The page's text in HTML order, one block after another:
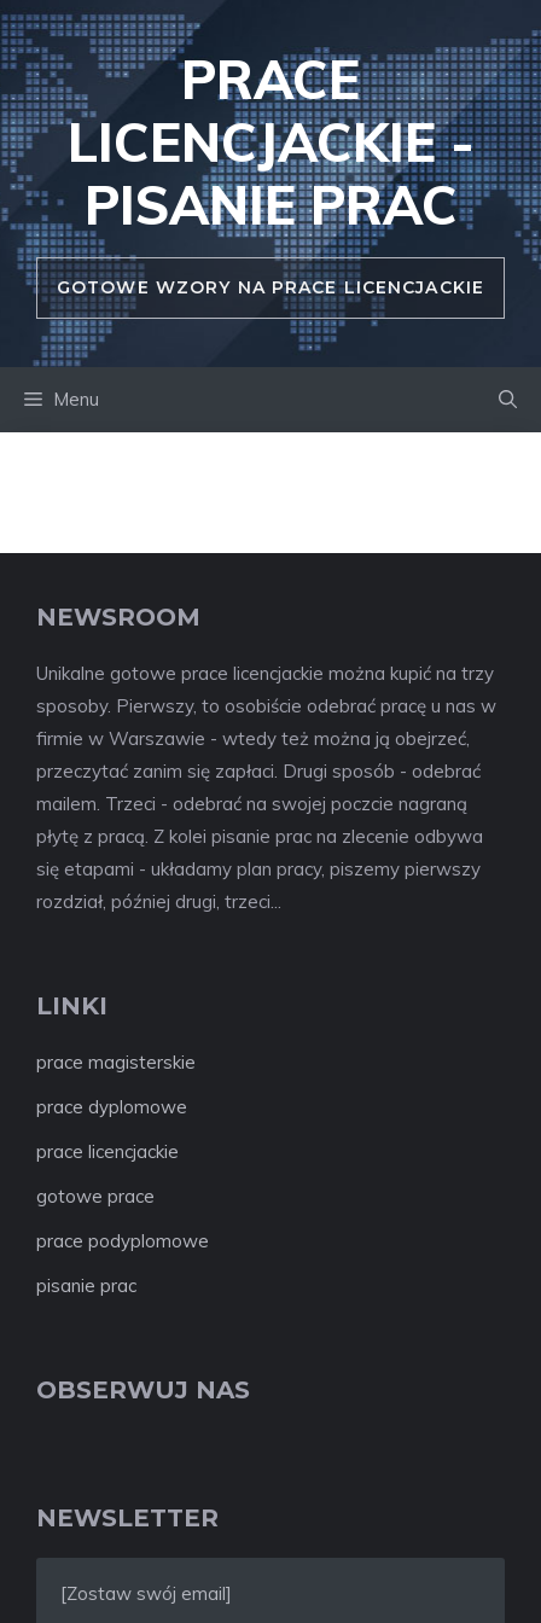
Przejdź
do
treści
PRACE
LICENCJACKIE -
PISANIE PRAC
GOTOWE WZORY NA PRACE LICENCJACKIE
Menu
NEWSROOM
Unikalne gotowe prace licencjackie można kupić na trzy
sposoby. Pierwszy, to osobiście odebrać pracę u nas w
firmie w Warszawie - wtedy też można ją obejrzeć,
przeczytać zanim się zapłaci. Drugi sposób - odebrać
mailem. Trzeci - odebrać na swojej poczcie nagraną
płytę z pracą. Z kolei pisanie prac na zlecenie odbywa
się etapami - układamy plan pracy, piszemy pierwszy
rozdział, później drugi, trzeci...
LINKI
prace magisterskie
prace dyplomowe
prace licencjackie
gotowe prace
prace podyplomowe
pisanie prac
OBSERWUJ NAS
NEWSLETTER
[Zostaw swój email]